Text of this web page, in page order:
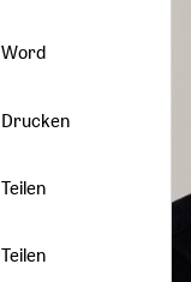
Word
Drucken
Teilen
Teilen